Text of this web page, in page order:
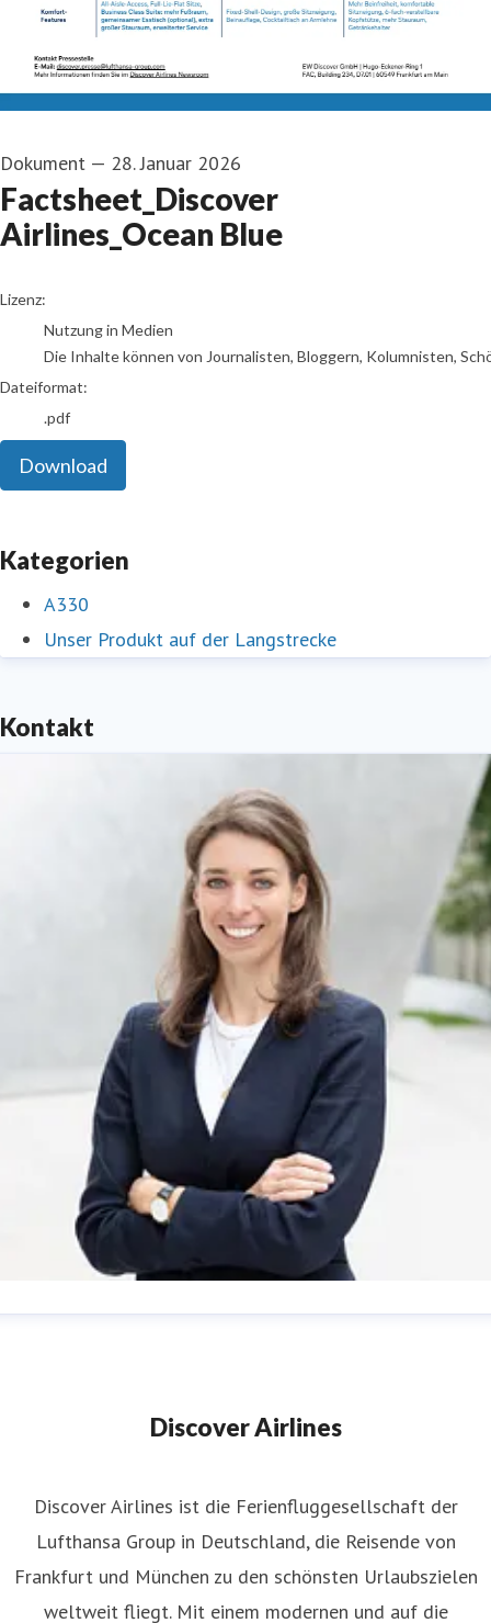
Dokument — 28. Januar 2026
Factsheet_Discover
Airlines_Ocean Blue
go to media item
Lizenz:
Nutzung in Medien
Die Inhalte können von Journalisten, Bloggern, Kolumnisten,
Dateiformat:
.pdf
Download
Kategorien
A330
Unser Produkt auf der Langstrecke
Kontakt
+49 (0)69 696 40923
Discover Airlines
Discover Airlines ist die Ferienfluggesellschaft der
Lufthansa Group in Deutschland, die Reisende von
Frankfurt und München zu den schönsten Urlaubszielen
weltweit fliegt. Mit einem modernen und auf die